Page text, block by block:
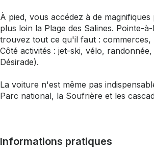
À pied, vous accédez à de
plus loin la Plage des Salines. Pointe-
trouvez tout ce qu'il faut :
Côté activités : jet-ski, vélo,
Désirade).
La voiture n'est même pas
Parc national, la Soufrière et les
Informations pratiques